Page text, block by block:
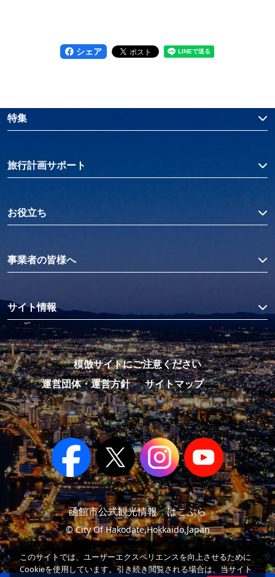
シェア
特集
旅行計画サポート
お役立ち
事業者の皆様へ
サイト情報
模倣サイトにご注意ください
運営団体・運営方針
サイトマップ
函館市公式観光情報 はこぶら
© City Of Hakodate,Hokkaido,Japan
このサイトでは、ユーザーエクスペリエンスを向上させるために
Cookieを使用しています。引き続き閲覧される場合は、当サイト